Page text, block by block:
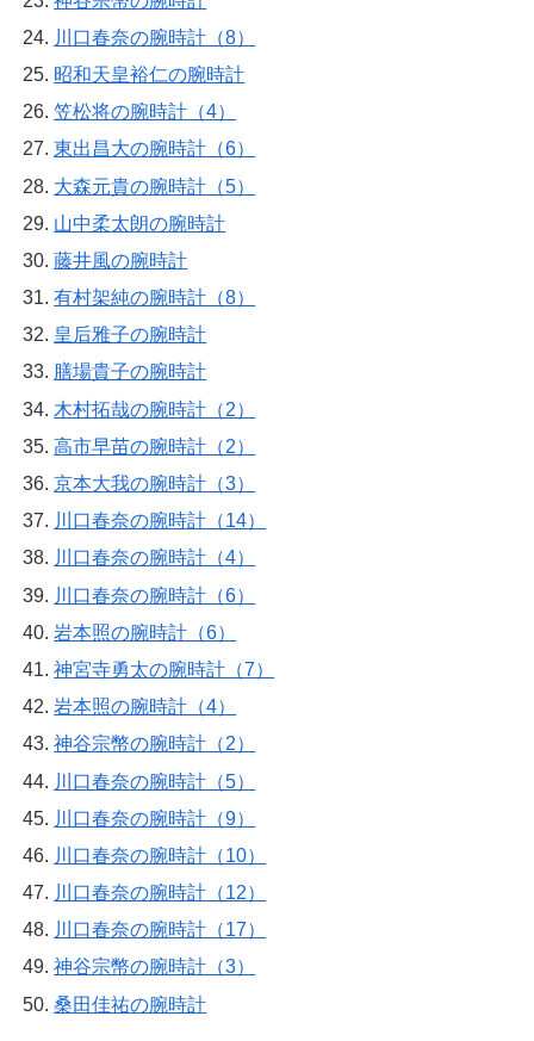
川口春奈の腕時計（8）
昭和天皇裕仁の腕時計
笠松将の腕時計（4）
東出昌大の腕時計（6）
大森元貴の腕時計（5）
山中柔太朗の腕時計
藤井風の腕時計
有村架純の腕時計（8）
皇后雅子の腕時計
膳場貴子の腕時計
木村拓哉の腕時計（2）
高市早苗の腕時計（2）
京本大我の腕時計（3）
川口春奈の腕時計（14）
川口春奈の腕時計（4）
川口春奈の腕時計（6）
岩本照の腕時計（6）
神宮寺勇太の腕時計（7）
岩本照の腕時計（4）
神谷宗幣の腕時計（2）
川口春奈の腕時計（5）
川口春奈の腕時計（9）
川口春奈の腕時計（10）
川口春奈の腕時計（12）
川口春奈の腕時計（17）
神谷宗幣の腕時計（3）
桑田佳祐の腕時計